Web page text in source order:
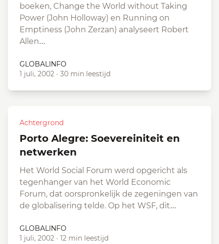
boeken, Change the World without Taking
Power (John Holloway) en Running on
Emptiness (John Zerzan) analyseert Robert
Allen…
GLOBALINFO
1 juli, 2002 · 30 min leestijd
Achtergrond
Porto Alegre: Soevereiniteit en
netwerken
Het World Social Forum werd opgericht als
tegenhanger van het World Economic
Forum, dat oorspronkelijk de zegeningen van
de globalisering telde. Op het WSF, dit…
GLOBALINFO
1 juli, 2002 · 12 min leestijd